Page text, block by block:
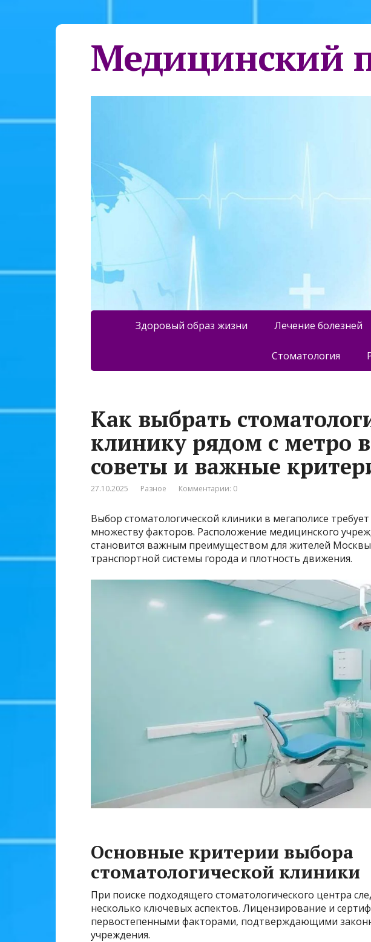
Медицинский
Здоровый образ жизни Лечение болезней
Стоматология
Как выбрать
клинику рядом с метро
советы и важные
27.10.2025 Разное Комментарии: 0
Выбор стоматологической клиники в мегаполисе
множеству факторов. Расположение медицинского
становится важным преимуществом для жителей
транспортной системы города и плотность движения.
Основные критерии выбора
стоматологической клиники
При поиске подходящего стоматологического центра
несколько ключевых аспектов. Лицензирование и
первостепенными факторами, подтверждающими
учреждения.